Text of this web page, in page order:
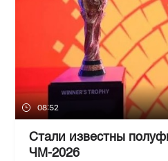
08:52
Стали известны
ЧМ-2026